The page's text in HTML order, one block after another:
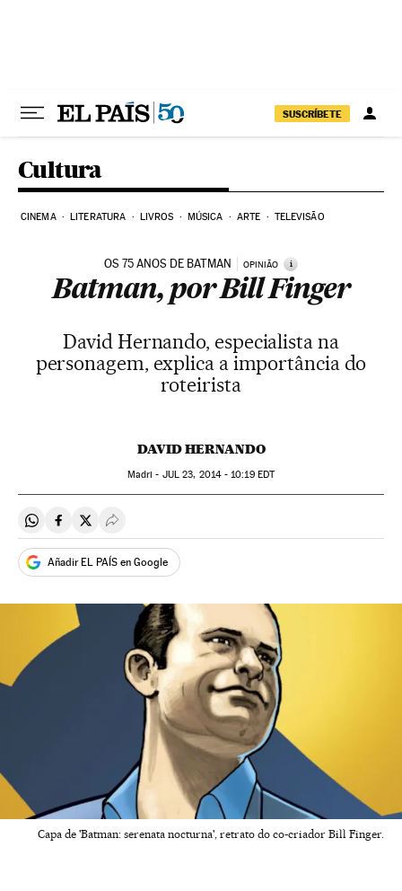
SUSCRÍBETE
Cultura
CINEMA LITERATURA LIVROS MÚSICA ARTE TELEVISÃO
OS 75 ANOS DE BATMAN OPINIÃO i
Batman, por Bill Finger
David Hernando, especialista na
personagem, explica a importância do
roteirista
DAVID HERNANDO
Madri - JUL 23, 2014 - 10:19EDT
Compartir en Whatsapp
Compartir en Facebook
Compartir en Twitter
Desplegar Redes Sociales
Añadir EL PAÍS en Google
Capa de 'Batman: serenata nocturna', retrato do co-criador Bill Finger.